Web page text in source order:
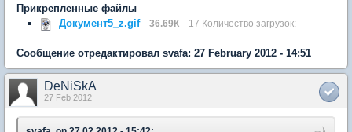
Прикрепленные файлы
Документ5_z.gif
36.69К 17 Количество загрузок:
Сообщение отредактировал svafa: 27 February 2012 - 14:51
DeNiSkA
27 Feb 2012